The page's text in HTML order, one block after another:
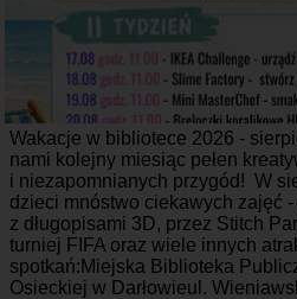
Wakacje w bibliotece 2026 -
nami kolejny miesiąc pełen
i niezapomnianych przygód! W
dzieci mnóstwo ciekawych zajęć
z długopisami 3D, przez Stitch
turniej FIFA oraz wiele innych
spotkań:Miejska Biblioteka
Osieckiej w Darłowieul.